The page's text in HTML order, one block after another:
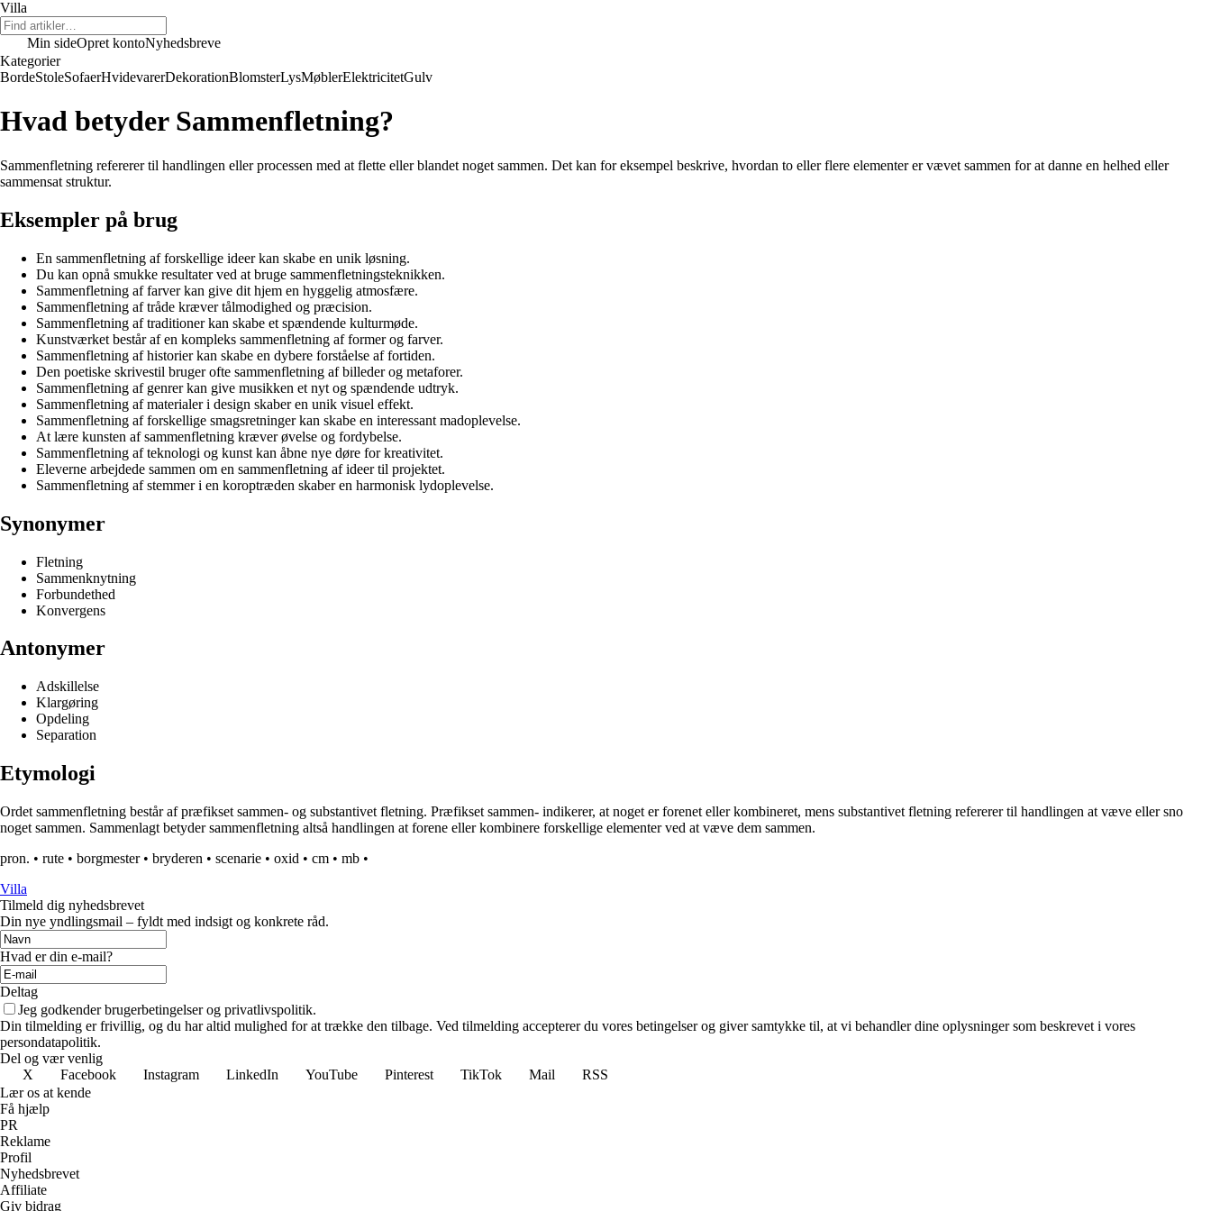
Villa
Min sideOpret kontoNyhedsbreve
Kategorier
BordeStoleSofaerHvidevarerDekorationBlomsterLysMøblerElektricitetGulv
Hvad betyder Sammenfletning?
Sammenfletning refererer til handlingen eller processen med at flette eller blandet noget sammen. Det kan for eksempel beskrive, hvordan to eller flere elementer er vævet sammen for at danne en helhed eller
sammensat struktur.
Eksempler på brug
En sammenfletning af forskellige ideer kan skabe en unik løsning.
Du kan opnå smukke resultater ved at bruge sammenfletningsteknikken.
Sammenfletning af farver kan give dit hjem en hyggelig atmosfære.
Sammenfletning af tråde kræver tålmodighed og præcision.
Sammenfletning af traditioner kan skabe et spændende kulturmøde.
Kunstværket består af en kompleks sammenfletning af former og farver.
Sammenfletning af historier kan skabe en dybere forståelse af fortiden.
Den poetiske skrivestil bruger ofte sammenfletning af billeder og metaforer.
Sammenfletning af genrer kan give musikken et nyt og spændende udtryk.
Sammenfletning af materialer i design skaber en unik visuel effekt.
Sammenfletning af forskellige smagsretninger kan skabe en interessant madoplevelse.
At lære kunsten af sammenfletning kræver øvelse og fordybelse.
Sammenfletning af teknologi og kunst kan åbne nye døre for kreativitet.
Eleverne arbejdede sammen om en sammenfletning af ideer til projektet.
Sammenfletning af stemmer i en koroptræden skaber en harmonisk lydoplevelse.
Synonymer
Fletning
Sammenknytning
Forbundethed
Konvergens
Antonymer
Adskillelse
Klargøring
Opdeling
Separation
Etymologi
Ordet sammenfletning består af præfikset sammen- og substantivet fletning. Præfikset sammen- indikerer, at noget er forenet eller kombineret, mens substantivet fletning refererer til handlingen at væve eller sno
noget sammen. Sammenlagt betyder sammenfletning altså handlingen at forene eller kombinere forskellige elementer ved at væve dem sammen.
pron. • rute • borgmester• bryderen • scenarie • oxid • cm • mb •
Villa
Tilmeld dig nyhedsbrevet
Din nye yndlingsmail – fyldt med indsigt og konkrete råd.
Hvad er din e-mail?
Deltag
Jeg godkender brugerbetingelser og privatlivspolitik.
Din tilmelding er frivillig, og du har altid mulighed for at trække den tilbage. Ved tilmelding accepterer du vores betingelser og giver samtykke til, at vi behandler dine oplysninger som beskrevet i vores
persondatapolitik.
Del og vær venlig
X
Facebook Instagram LinkedIn YouTube Pinterest TikTok Mail
RSS
Lær os at kende
Få hjælp
PR
Reklame
Profil
Nyhedsbrevet
Affiliate
Giv bidrag